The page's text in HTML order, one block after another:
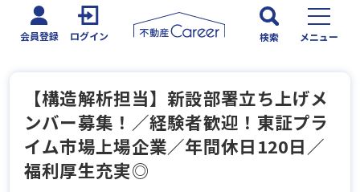
会員登録 ログイン 検索 メニュー
【構造解析担当】新設部署立ち上げメ
ンバー募集！／経験者歓迎！東証プラ
イム市場上場企業／年間休日120日／
福利厚生充実◎